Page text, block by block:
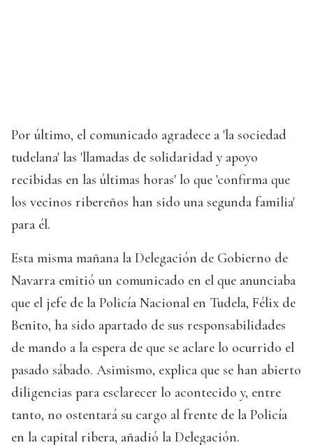
Por último, el comunicado agradece a 'la sociedad
tudelana' las 'llamadas de solidaridad y apoyo
recibidas en las últimas horas' lo que 'confirma que
los vecinos ribereños han sido una segunda familia'
para él.
Esta misma mañana la Delegación de Gobierno de
Navarra emitió un comunicado en el que anunciaba
que el jefe de la Policía Nacional en Tudela, Félix de
Benito, ha sido apartado de sus responsabilidades
de mando a la espera de que se aclare lo ocurrido el
pasado sábado. Asimismo, explica que se han abierto
diligencias para esclarecer lo acontecido y, entre
tanto, no ostentará su cargo al frente de la Policía
en la capital ribera, añadió la Delegación.